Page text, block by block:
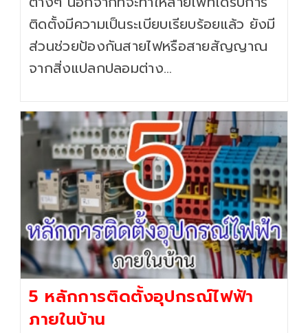
ติดตั้งมีความเป็นระเบียบเรียบร้อยแล้ว ยังมี
ส่วนช่วยป้องกันสายไฟหรือสายสัญญาณ
จากสิ่งแปลกปลอมต่าง…
5 หลักการติดตั้งอุปกรณ์ไฟฟ้า
ภายในบ้าน